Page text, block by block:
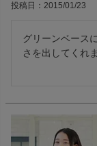
投稿日 2015/01/23
グリーンベース
さを出してくれま